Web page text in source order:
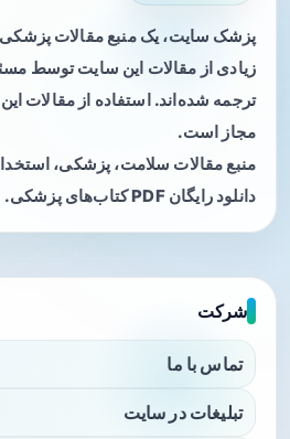
پزشک سایت، یک منبع مقالات
زیادی از مقالات این سایت توسط
ترجمه شده‌اند. استفاده از مقالات
مجاز است.
منبع مقالات سلامت، پزشکی،
دانلود رایگان PDF کتاب‌های پزشکی.
شرکت
تماس با ما
تبلیغات در سایت